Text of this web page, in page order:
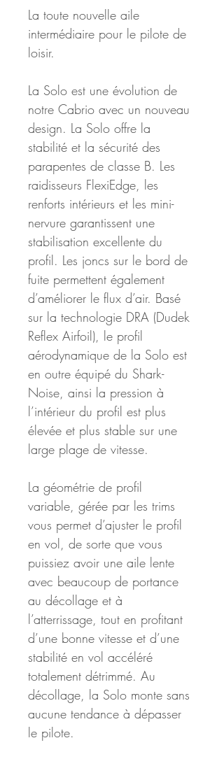
La toute nouvelle aile
intermédiaire pour le pilote de
loisir.
La Solo est une évolution de
notre Cabrio avec un nouveau
design. La Solo offre la
stabilité et la sécurité des
parapentes de classe B. Les
raidisseurs FlexiEdge, les
renforts intérieurs et les mini-
nervure garantissent une
stabilisation excellente du
profil. Les joncs sur le bord de
fuite permettent également
d’améliorer le flux d’air. Basé
sur la technologie DRA (Dudek
Reflex Airfoil), le profil
aérodynamique de la Solo est
en outre équipé du Shark-
Noise, ainsi la pression à
l’intérieur du profil est plus
élevée et plus stable sur une
large plage de vitesse.
La géométrie de profil
variable, gérée par les trims
vous permet d’ajuster le profil
en vol, de sorte que vous
puissiez avoir une aile lente
avec beaucoup de portance
au décollage et à
l’atterrissage, tout en profitant
d’une bonne vitesse et d’une
stabilité en vol accéléré
totalement détrimmé. Au
décollage, la Solo monte sans
aucune tendance à dépasser
le pilote.